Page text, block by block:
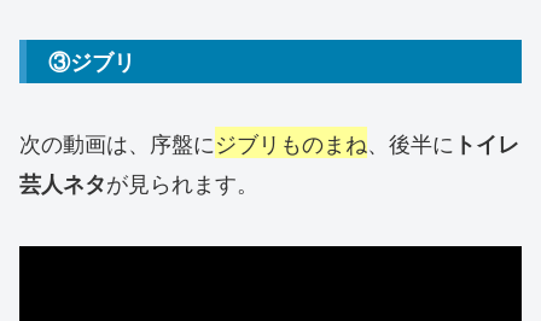
③ジブリ
次の動画は、序盤にジブリものまね、後半に トイレ
芸人ネタが見られます。